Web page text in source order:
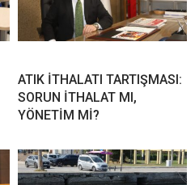
ATIK İTHALATI TARTIŞMASI:
SORUN İTHALAT MI,
YÖNETİM Mİ?